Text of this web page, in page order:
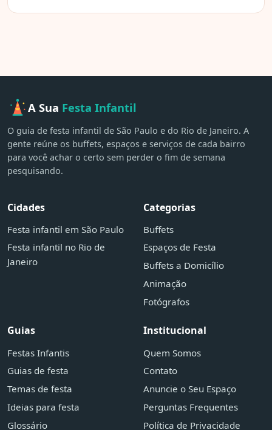
A Sua Festa Infantil
O guia de festa infantil de São Paulo e do Rio de Janeiro. A
gente reúne os buffets, espaços e serviços de cada bairro
para você achar o certo sem perder o fim de semana
pesquisando.
Cidades
Festa infantil em São Paulo
Festa infantil no Rio de
Janeiro
Categorias
Buffets
Espaços de Festa
Buffets a Domicílio
Animação
Fotógrafos
Guias
Festas Infantis
Guias de festa
Temas de festa
Ideias para festa
Glossário
Institucional
Quem Somos
Contato
Anuncie o Seu Espaço
Perguntas Frequentes
Política de Privacidade